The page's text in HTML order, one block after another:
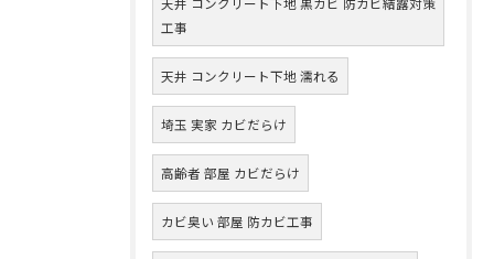
工事
天井 コンクリート下地 濡れる
埼玉 実家 カビだらけ
高齢者 部屋 カビだらけ
カビ臭い 部屋 防カビ工事